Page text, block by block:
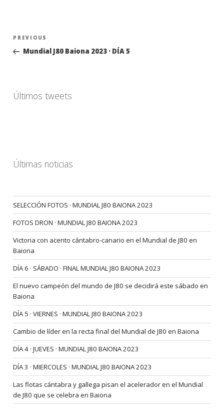
Navegación
entradas
Previous
Post
PREVIOUS
Mundial J80 Baiona 2023 · DÍA 5
Últimos tweets
Últimas noticias
SELECCIÓN FOTOS · MUNDIAL J80 BAIONA 2023
FOTOS DRON · MUNDIAL J80 BAIONA 2023
Victoria con acento cántabro-canario en el Mundial de J80 en
Baiona
DÍA 6 · SÁBADO · FINAL MUNDIAL J80 BAIONA 2023
El nuevo campeón del mundo de J80 se decidirá este sábado en
Baiona
DÍA 5 · VIERNES · MUNDIAL J80 BAIONA 2023
Cambio de líder en la recta final del Mundial de J80 en Baiona
DÍA 4 · JUEVES · MUNDIAL J80 BAIONA 2023
DÍA 3 · MIERCOLES · MUNDIAL J80 BAIONA 2023
Las flotas cántabra y gallega pisan el acelerador en el Mundial
de J80 que se celebra en Baiona